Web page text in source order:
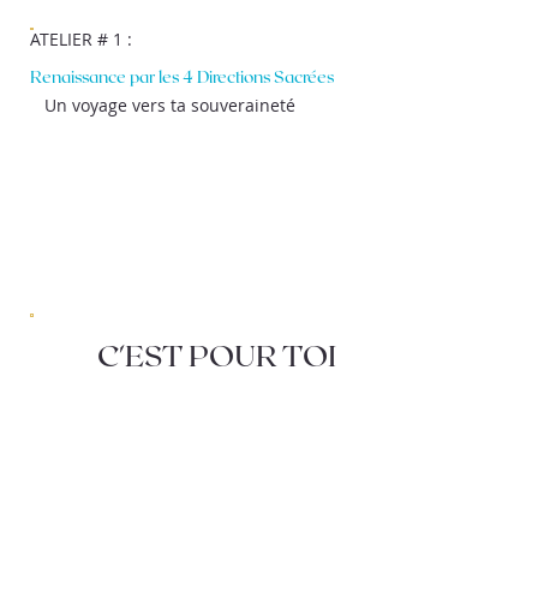
ATELIER # 1 :
Renaissance par les 4 Directions Sacrées
Un voyage vers ta souveraineté
C'EST POUR TOI